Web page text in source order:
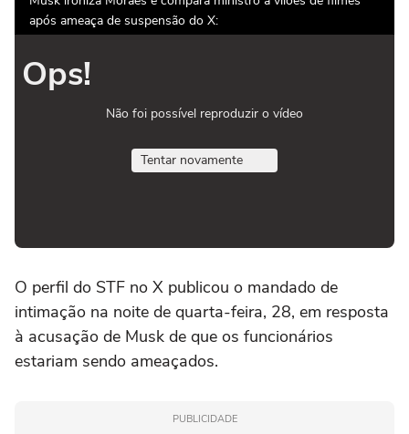
após ameaça de suspensão do X:
Ops!
Não foi possível reproduzir o vídeo
Tentar novamente
O perfil do STF no X publicou o mandado de
intimação na noite de quarta-feira, 28, em resposta
à acusação de Musk de que os funcionários
estariam sendo ameaçados.
PUBLICIDADE